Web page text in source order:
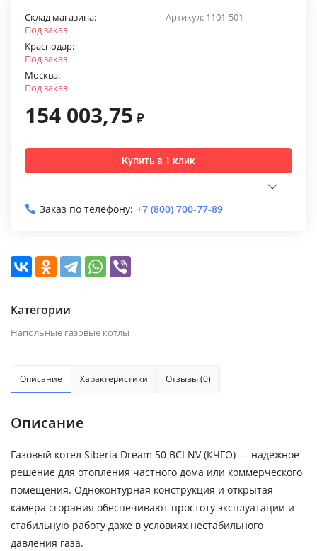
Артикул: 1101-501
Склад магазина:
Под заказ
Краснодар:
Под заказ
Москва:
Под заказ
154 003,75 ₽
Купить в 1 клик
Заказ по телефону: +7 (800) 700-77-89
Категории
Напольные газовые котлы
Описание Характеристики Отзывы (0)
Описание
Газовый котел Siberia Dream 50 BCI NV (КЧГО) — надежное
решение для отопления частного дома или коммерческого
помещения. Одноконтурная конструкция и открытая
камера сгорания обеспечивают простоту эксплуатации и
стабильную работу даже в условиях нестабильного
давления газа.